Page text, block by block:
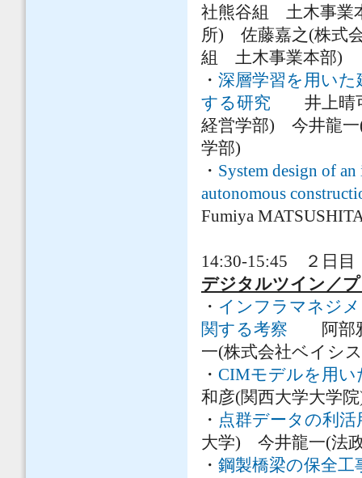
社熊谷組 土木事
所) 佐藤嘉之(株式
組 土木事業本部)
・ 深層学習を用い
する研究 井上晴可
経営学部) 今井龍一
学部)
・ System design of
autonomous
Fumiya
14:30-15:45 ２日
デジタルツイン／
・ インフラマネジ
関する考察 阿部雅
一(株式会社ベイシ
・ CIMモデルを用い
和彦(関西大学大学
・ 点群データの利活
大学) 今井龍一(法
・ 鋼製橋梁の保全